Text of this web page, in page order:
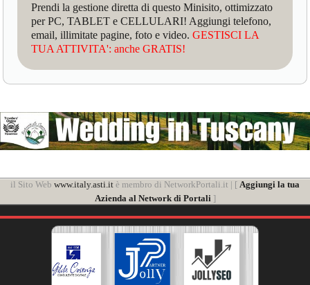
Prendi la gestione diretta di questo Minisito, ottimizzato
per PC, TABLET e CELLULARI! Aggiungi telefono,
email, illimitate pagine, foto e video.GESTISCI LA
TUA ATTIVITA': anche GRATIS!
il Sito Web www.italy.asti.it è membro di NetworkPortali.it | [ Aggiungi la tua
Azienda al Network di Portali]